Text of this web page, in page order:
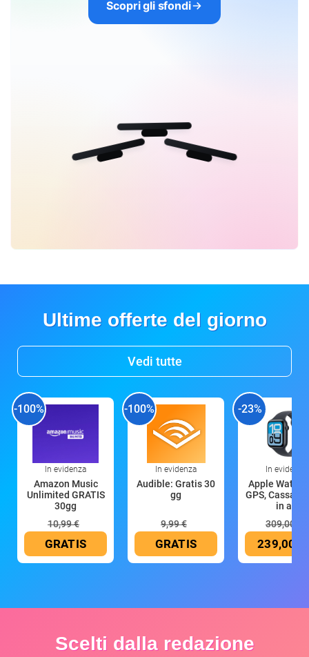
Scopri gli sfondi
Ultime offerte del giorno
Vedi tutte
-100%
In evidenza
Amazon Music
Unlimited GRATIS
30gg
10,99 €
GRATIS
-100%
In evidenza
Audible: Gratis 30
gg
9,99 €
GRATIS
-23%
In evidenza
Apple Watch
GPS, Cassa
in all
309,00 €
239,00 €
Scelti dalla redazione